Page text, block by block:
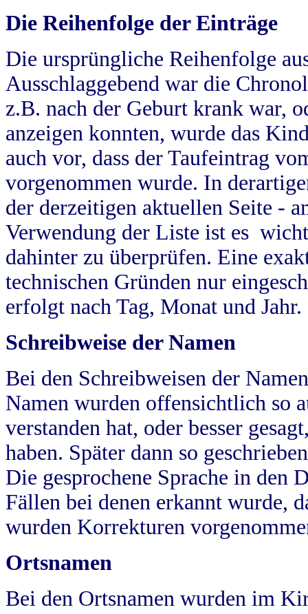
Die Reihenfolge der Einträge
Die ursprüngliche Reihenfolge
Ausschlaggebend war die
z.B. nach der Geburt krank war,
anzeigen konnten, wurde das
auch vor, dass der Taufeintrag
vorgenommen wurde. In
der derzeitigen aktuellen Seite -
Verwendung der Liste ist es
dahinter zu überprüfen. Eine
technischen Gründen nur
erfolgt nach Tag, Monat und Jahr.
Schreibweise der Namen
Bei den Schreibweisen der
Namen wurden offensichtlich so
verstanden hat, oder besser
haben. Später dann so
Die gesprochene Sprache in
Fällen bei denen erkannt wurde,
wurden Korrekturen
Ortsnamen
Bei den Ortsnamen wurden im